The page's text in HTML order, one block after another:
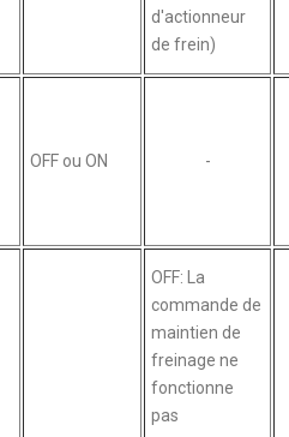
d'actionneur
de frein)
OFF ou ON -
OFF: La
commande de
maintien de
freinage ne
fonctionne
pas